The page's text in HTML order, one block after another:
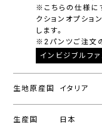
※こちらの仕様に
クションオプショ
します。
※2パンツご注文の
インビジブルフ
生地原産国 イタリア
生産国 日本